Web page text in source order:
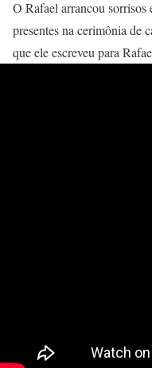
O Rafael arrancou sorrisos
presentes na cerimônia de
que ele escreveu para